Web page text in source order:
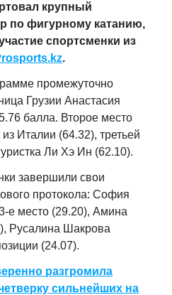
крупный
по фигурному катанию,
спортсменки из
.kz.
промежуточно
Грузии Анастасия
балла. Второе место
из Италии (64.32), третьей
Ли Хэ Ин (62.10).
завершили свои
протокола: София
е место (29.20), Амина
), Русалина Шакрова
(24.07).
разгромила
сильнейших на